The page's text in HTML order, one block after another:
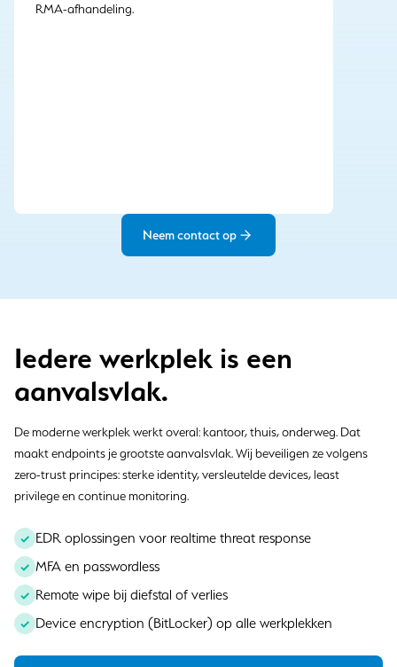
RMA-afhandeling.
Neem contact op
Iedere werkplek is een
aanvalsvlak.
De moderne werkplek werkt overal: kantoor, thuis, onderweg. Dat
maakt endpoints je grootste aanvalsvlak. Wij beveiligen ze volgens
zero-trust principes: sterke identity, versleutelde devices, least
privilege en continue monitoring.
EDR oplossingen voor realtime threat response
MFA en passwordless
Remote wipe bij diefstal of verlies
Device encryption (BitLocker) op alle werkplekken